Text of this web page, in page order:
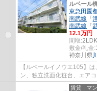
ルベール
東急田園
南武線 「
南武線 「
12.1万円
間取:
敷金/礼金:
神奈川県
【ルベールイノウエ105】
ン、独立洗面化粧台、エア
イバー、日当たり良好、収
賃貸｜マ